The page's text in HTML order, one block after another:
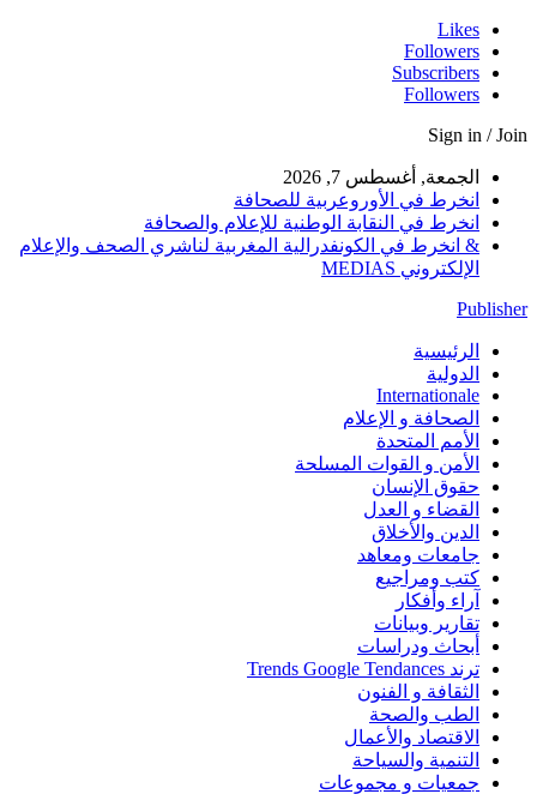
Likes
Followers
Subscribers
Followers
Sign in / Join
الجمعة, أغسطس 7, 2026
انخرط في الأوروعربية للصحافة
انخرط في النقابة الوطنية للإعلام والصحافة
& انخرط في الكونفدرالية المغربية لناشري الصحف والإعلام
الإلكتروني MEDIAS
Publisher
الرئيسية
الدولية
Internationale
الصحافة و الإعلام
الأمم المتحدة
الأمن و القوات المسلحة
حقوق الإنسان
القضاء و العدل
الدين والأخلاق
جامعات ومعاهد
كتب ومراجيع
آراء وأفكار
تقارير وبيانات
أبحاث ودراسات
ترند Trends Google Tendances
الثقافة و الفنون
الطب والصحة
الاقتصاد والأعمال
التنمية والسياحة
جمعيات و مجموعات